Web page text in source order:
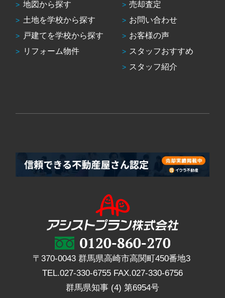
地図から探す
土地を学校から探す
戸建てを学校から探す
リフォーム物件
売却査定
お問い合わせ
お客様の声
スタッフおすすめ
スタッフ紹介
〒370-0043 群馬県高崎市高関町450番地3
TEL.027-330-6755 FAX.027-330-6756
群馬県知事 (4) 第6954号